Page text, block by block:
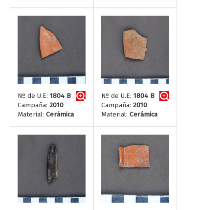
Nº de U.E: 1804 B
Campaña: 2010
Material: Cerámica
Nº de U.E: 1804 B
Campaña: 2010
Material: Cerámica